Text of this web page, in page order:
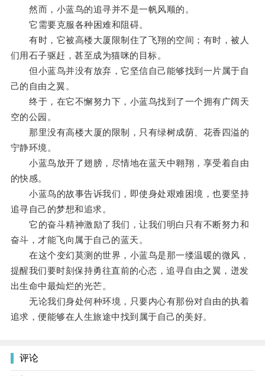
然而，小蓝鸟的追寻并不是一帆风顺的。
它需要克服各种困难和阻碍。
有时，它被高楼大厦限制住了飞翔的空间；有时，被人
们用石子驱赶，甚至成为猫咪的目标。
但小蓝鸟并没有放弃，它坚信自己能够找到一片属于自
己的自由之翼。
终于，在它不懈努力下，小蓝鸟找到了一个拥有广阔天
空的公园。
那里没有高楼大厦的限制，只有绿树成荫、花香四溢的
宁静环境。
小蓝鸟放开了翅膀，尽情地在蓝天中翱翔，享受着自由
的快感。
小蓝鸟的故事告诉我们，即使身处艰难困境，也要坚持
追寻自己的梦想和追求。
它的奋斗精神激励了我们，让我们明白只有不断努力和
奋斗，才能飞向属于自己的蓝天。
在这个变幻莫测的世界，小蓝鸟是那一缕温暖的微风，
提醒我们要时刻保持勇往直前的心态，追寻自由之翼，迸发
出生命中最灿烂的光芒。
无论我们身处何种环境，只要内心有那份对自由的执着
追求，便能够在人生旅途中找到属于自己的美好。
评论